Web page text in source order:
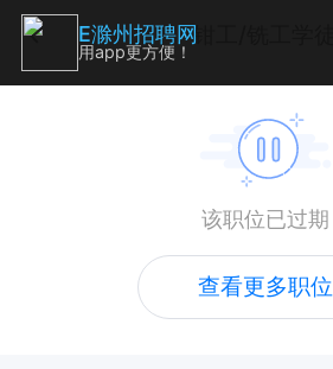
钳工/铣工学徒
该职位已过期
查看更多职位
E滁州招聘网
用app更方便！